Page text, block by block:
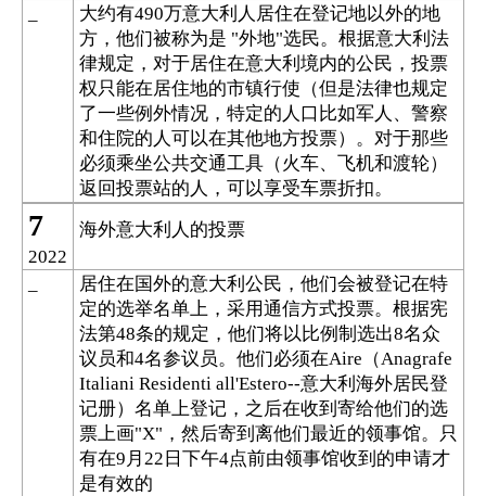
大约有490万意大利人居住在登记地以外的地
方，他们被称为是 "外地"选民。根据意大利法
律规定，对于居住在意大利境内的公民，投票
权只能在居住地的市镇行使（但是法律也规定
了一些例外情况，特定的人口比如军人、警察
和住院的人可以在其他地方投票）。对于那些
必须乘坐公共交通工具（火车、飞机和渡轮）
返回投票站的人，可以享受车票折扣。
7
2022
海外意大利人的投票
居住在国外的意大利公民，他们会被登记在特
定的选举名单上，采用通信方式投票。根据宪
法第48条的规定，他们将以比例制选出8名众
议员和4名参议员。他们必须在Aire （Anagrafe
Italiani Residenti all'Estero--意大利海外居民登
记册）名单上登记，之后在收到寄给他们的选
票上画"X" ，然后寄到离他们最近的领事馆。只
有在9 月22日下午4点前由领事馆收到的申请才
是有效的